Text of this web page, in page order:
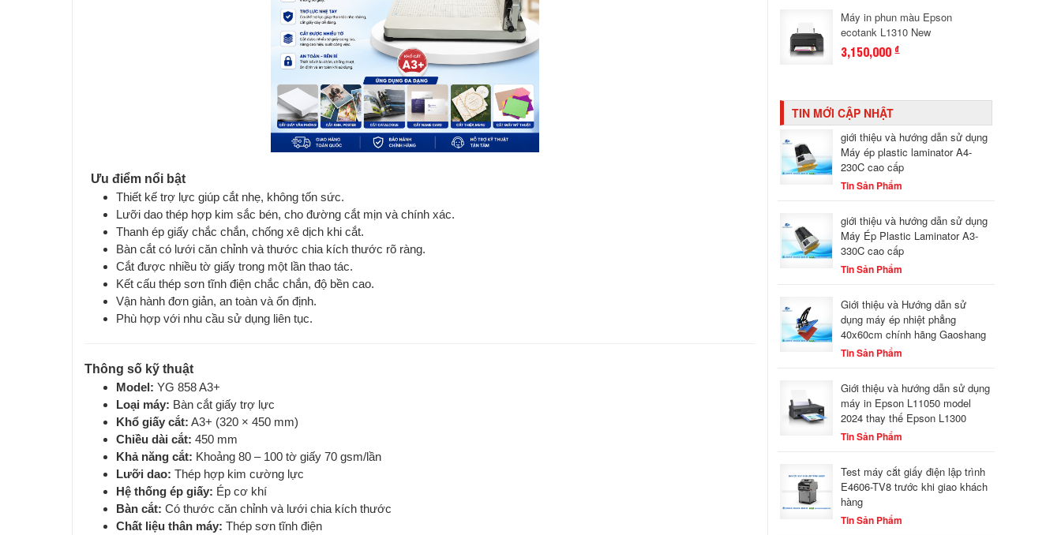
Ưu điểm nổi bật
Thiết kế trợ lực giúp cắt nhẹ, không tốn sức.
Lưỡi dao thép hợp kim sắc bén, cho đường cắt mịn và chính xác.
Thanh ép giấy chắc chắn, chống xê dịch khi cắt.
Bàn cắt có lưới căn chỉnh và thước chia kích thước rõ ràng.
Cắt được nhiều tờ giấy trong một lần thao tác.
Kết cấu thép sơn tĩnh điện chắc chắn, độ bền cao.
Vận hành đơn giản, an toàn và ổn định.
Phù hợp với nhu cầu sử dụng liên tục.
Thông số kỹ thuật
Model: YG 858 A3+
Loại máy: Bàn cắt giấy trợ lực
Khổ giấy cắt: A3+ (320 × 450 mm)
Chiều dài cắt: 450 mm
Khả năng cắt: Khoảng 80 – 100 tờ giấy 70 gsm/lần
Lưỡi dao: Thép hợp kim cường lực
Hệ thống ép giấy: Ép cơ khí
Bàn cắt: Có thước căn chỉnh và lưới chia kích thước
Chất liệu thân máy: Thép sơn tĩnh điện
Máy in phun màu Epson
ecotank L1310 New
3,150,000đ
TIN MỚI CẬP NHẬT
giới thiệu và hướng dẫn sử dụng
Máy ép plastic laminator A4-
230C cao cấp
Tin Sản Phẩm
giới thiệu và hướng dẫn sử dụng
Máy Ép Plastic Laminator A3-
330C cao cấp
Tin Sản Phẩm
Giới thiệu và Hướng dẫn sử
dụng máy ép nhiệt phẳng
40x60cm chính hãng Gaoshang
Tin Sản Phẩm
Giới thiệu và hướng dẫn sử dụng
máy in Epson L11050 model
2024 thay thế Epson L1300
Tin Sản Phẩm
Test máy cắt giấy điện lập trình
E4606-TV8 trước khi giao khách
hàng
Tin Sản Phẩm